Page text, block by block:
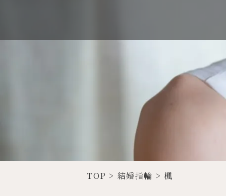
TOP > 結婚指輪 > 楓